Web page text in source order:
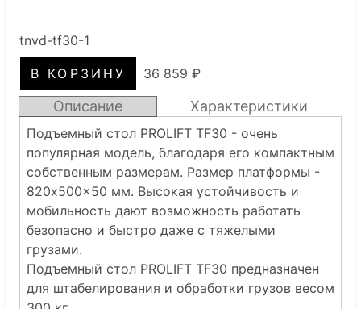
tnvd-tf30-1
36 859 ₽
Описание
Подъемный стол PROLIFT TF30 - очень
популярная модель, благодаря его компактным
собственным размерам. Размер платформы -
820x500x50 мм. Высокая устойчивость и
мобильность дают возможность работать
безопасно и быстро даже с тяжелыми
грузами.
Подъемный стол PROLIFT TF30 предназначен
для штабелирования и обработки грузов весом
Характеристики